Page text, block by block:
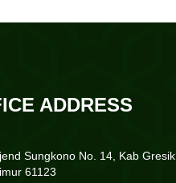
ADDRESS
Sungkono No. 14, Kab Gresik
61123